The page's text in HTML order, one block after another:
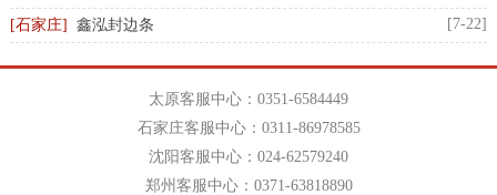
[石家庄] 鑫泓封边条 [7-22]
太原客服中心：0351-6584449
石家庄客服中心：0311-86978585
沈阳客服中心：024-62579240
郑州客服中心：0371-63818890